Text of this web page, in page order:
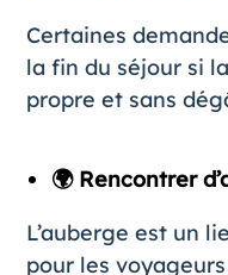
Certaines
la fin du séjour si
propre et sans
🌍 Rencontrer
L’auberge est un
pour les